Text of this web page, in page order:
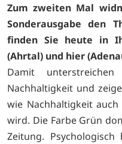
Zum zweiten Mal
Sonderausgabe den
finden Sie heute in
(Ahrtal) und hier
Damit
Nachhaltigkeit und
wie Nachhaltigkeit
wird. Die Farbe Grün
Zeitung.